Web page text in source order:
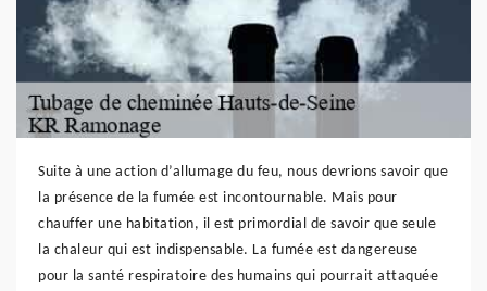
Suite à une action d’allumage du feu, nous devrions savoir que
la présence de la fumée est incontournable. Mais pour
chauffer une habitation, il est primordial de savoir que seule
la chaleur qui est indispensable. La fumée est dangereuse
pour la santé respiratoire des humains qui pourrait attaquée